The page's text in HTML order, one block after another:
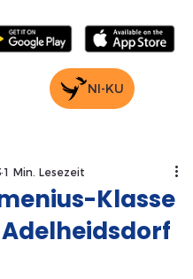
NI-KU
Klasse
1 Min. Lesezeit